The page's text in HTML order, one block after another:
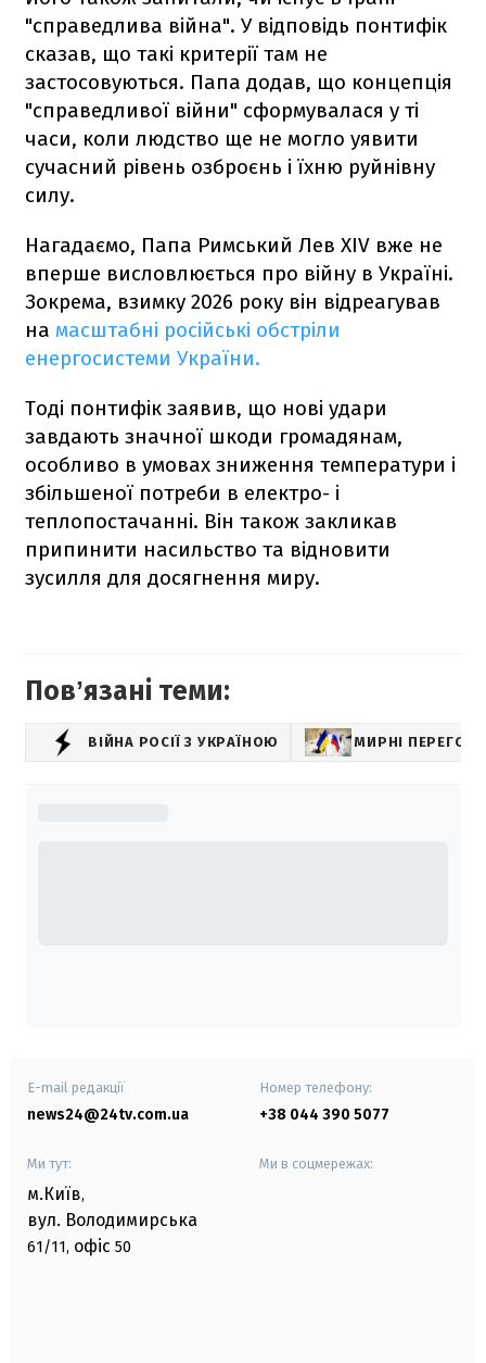
"справедлива війна". У відповідь понтифік
сказав, що такі критерії там не
застосовуються. Папа додав, що концепція
"справедливої війни" сформувалася у ті
часи, коли людство ще не могло уявити
сучасний рівень озброєнь і їхню руйнівну
силу.
Нагадаємо, Папа Римський Лев XIV вже не
вперше висловлюється про війну в Україні.
Зокрема, взимку 2026 року він відреагував
на масштабні російські обстріли
енергосистеми України.
Тоді понтифік заявив, що нові удари
завдають значної шкоди громадянам,
особливо в умовах зниження температури і
збільшеної потреби в електро- і
теплопостачанні. Він також закликав
припинити насильство та відновити
зусилля для досягнення миру.
Повʼязані теми:
ВІЙНА РОСІЇ З УКРАЇНОЮ МИРНІ
E-mail редакції
news24@24tv.com.ua
Номер телефону:
+38 044 390 5077
Ми тут:
м.Київ,
вул. Володимирська
61/11, офіс 50
Ми в соцмережах: